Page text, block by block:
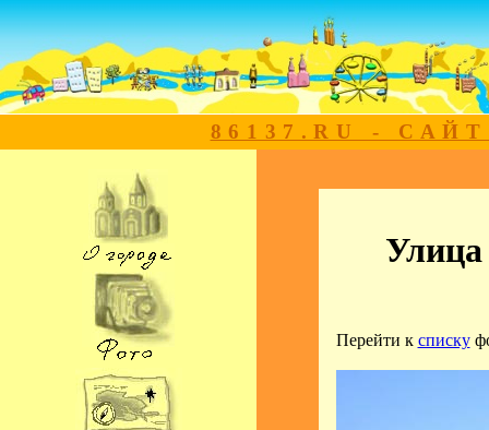
86137.RU -
Перейти к списку